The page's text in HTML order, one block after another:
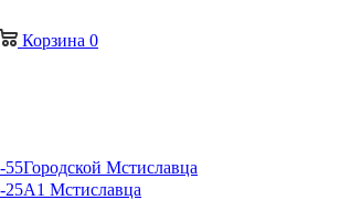
Корзина 0
55Городской Мстиславца
25A1 Мстиславца